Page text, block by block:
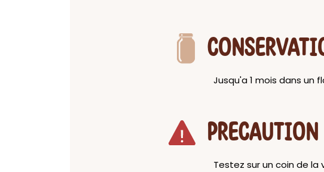
Jusqu'a 1 mois dans un
PRECAUTION
Testez sur un coin de la